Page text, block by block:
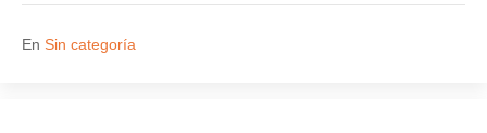
En Sin categoría